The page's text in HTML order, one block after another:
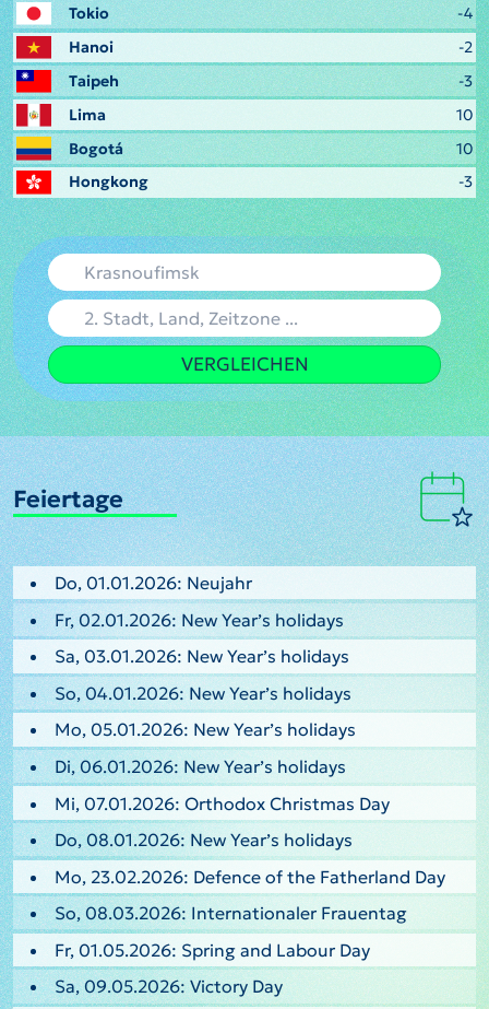
Tokio
-4
Hanoi
-2
Taipeh
-3
Lima
10
Bogotá
10
Hongkong
-3
VERGLEICHEN
Feiertage
Do, 01.01.2026: Neujahr
Fr, 02.01.2026: New Year’s holidays
Sa, 03.01.2026: New Year’s holidays
So, 04.01.2026: New Year’s holidays
Mo, 05.01.2026: New Year’s holidays
Di, 06.01.2026: New Year’s holidays
Mi, 07.01.2026: Orthodox Christmas Day
Do, 08.01.2026: New Year’s holidays
Mo, 23.02.2026: Defence of the Fatherland Day
So, 08.03.2026: Internationaler Frauentag
Fr, 01.05.2026: Spring and Labour Day
Sa, 09.05.2026: Victory Day